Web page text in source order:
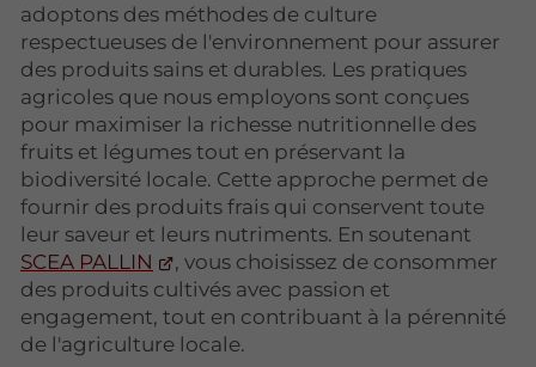
adoptons des méthodes de culture
respectueuses de l'environnement pour assurer
des produits sains et durables. Les pratiques
agricoles que nous employons sont conçues
pour maximiser la richesse nutritionnelle des
fruits et légumes tout en préservant la
biodiversité locale. Cette approche permet de
fournir des produits frais qui conservent toute
leur saveur et leurs nutriments. En soutenant
SCEA PALLIN
, vous choisissez de consommer
des produits cultivés avec passion et
engagement, tout en contribuant à la pérennité
de l'agriculture locale.